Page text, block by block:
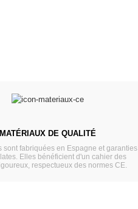
MATÉRIAUX DE QUALITÉ
sont fabriquées en Espagne et garanties
Elles bénéficient d'un cahier des
respectueux des normes CE.